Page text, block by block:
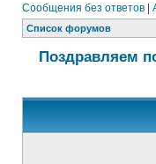
Сообщения без ответов
Список форумов
Поздравляем